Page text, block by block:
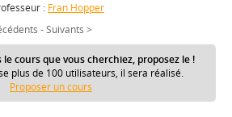
: Fran Hopper
-Suivants >
cours que vous cherchiez, proposez le !
plus de 100 utilisateurs, il sera réalisé.
Proposer un cours